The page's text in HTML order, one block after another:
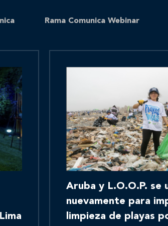
Rama Comunica Webinar
Aruba y L.O.O.P. se
nuevamente para
limpieza de playas